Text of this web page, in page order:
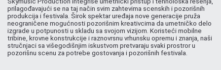
prilagođavajući se na taj način svim zahtevima scenskih i pozorišnih
produkcija i festivala. Širok spektar uređaja nove generacije pruža
neograničene mogućnosti pozorišnim kreativcima da umetničko delo
izgrade u potpunosti u skladu sa svojom vizijom. Koristeći mobilne
tribine, krovne konstrukcije i raznovrsnu vrhunsku opremu i znanja, naši
stručnjaci sa višegodišnjim iskustvom pretvaraju svaki prostror u
pozorišnu scenu za potrebe gostovanja i pozorišnih festivala.